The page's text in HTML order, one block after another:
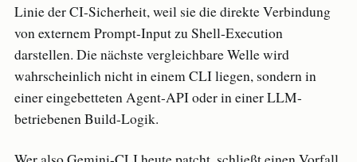
Linie der CI-Sicherheit, weil sie die direkte Verbindung
von externem Prompt-Input zu Shell-Execution
darstellen. Die nächste vergleichbare Welle wird
wahrscheinlich nicht in einem CLI liegen, sondern in
einer eingebetteten Agent-API oder in einer LLM-
betriebenen Build-Logik.